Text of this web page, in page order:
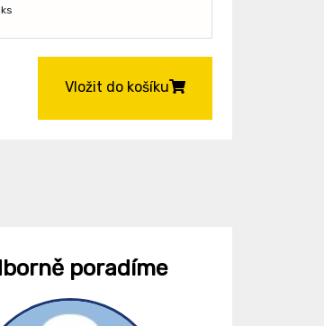
ks
Vložit do košíku
poradíme